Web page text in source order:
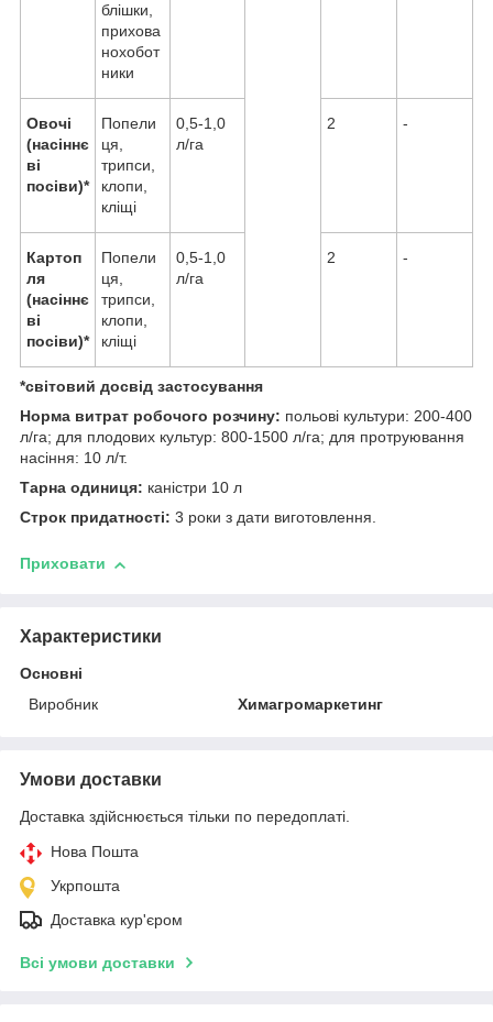
блішки,
прихова
нохобот
ники
Овочі
(насіннє
ві
посіви)*
Попели
ця,
трипси,
клопи,
кліщі
0,5-1,0
л/га
2 -
Картоп
ля
(насіннє
ві
посіви)*
Попели
ця,
трипси,
клопи,
кліщі
0,5-1,0
л/га
2 -
*світовий досвід застосування
Норма витрат робочого розчину: польові культури: 200-400
л/га; для плодових культур: 800-1500 л/га; для протруювання
насіння: 10 л/т.
Тарна одиниця: каністри 10 л
Строк придатності: 3 роки з дати виготовлення.
Приховати
Характеристики
Основні
Виробник
Химагромаркетинг
Умови доставки
Доставка здійснюється тільки по передоплаті.
Нова Пошта
Укрпошта
Доставка кур'єром
Всі умови доставки